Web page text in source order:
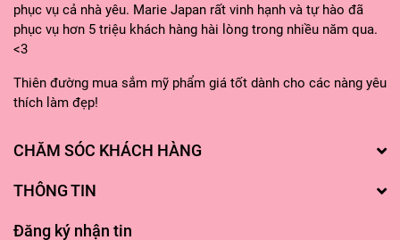
phục vụ cả nhà yêu. Marie Japan rất vinh hạnh và tự hào đã
phục vụ hơn 5 triệu khách hàng hài lòng trong nhiều năm qua.
<3
Thiên đường mua sắm mỹ phẩm giá tốt dành cho các nàng yêu
thích làm đẹp!
CHĂM SÓC KHÁCH HÀNG
THÔNG TIN
Đăng ký nhận tin